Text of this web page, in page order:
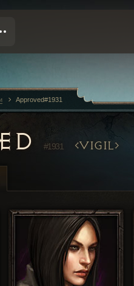
#1931 VIGIL
Approved#1931